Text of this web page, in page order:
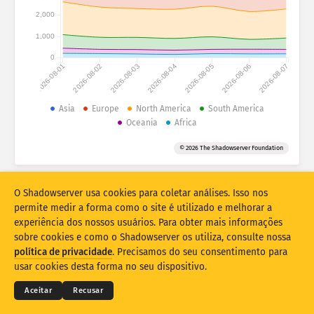
Estatísticas de ataque: dispositivos
Conjunto de dados
Sobreposição
Atualizar Redefinir
Baixar como PNG
2026-08-01 2026-08-02 2026-08-03 2026-08-04 2026-08-05 2026-08-06 2026-08-07
0
1,000
2,000
Asia Europe North America
South America
Oceania
Africa
© 2026 The Shadowserver Foundation
© 2026THE SHADOWSERVER FOUNDATION
Privacidade e termos
Contate-nos Créditos
O Shadowserver usa cookies para coletar análises. Isso nos
permite medir a forma como o site é utilizado e melhorar a
experiência dos nossos usuários. Para obter mais informações
sobre cookies e como o Shadowserver os utiliza, consulte nossa
política de privacidade. Precisamos do seu consentimento para
usar cookies desta forma no seu dispositivo.
Aceitar Recusar